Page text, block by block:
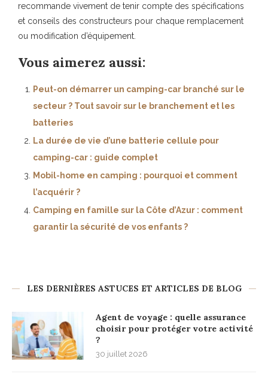
recommande vivement de tenir compte des spécifications
et conseils des constructeurs pour chaque remplacement
ou modification d’équipement.
Vous aimerez aussi:
Peut-on démarrer un camping-car branché sur le
secteur ? Tout savoir sur le branchement et les
batteries
La durée de vie d’une batterie cellule pour
camping-car : guide complet
Mobil-home en camping : pourquoi et comment
l’acquérir ?
Camping en famille sur la Côte d’Azur : comment
garantir la sécurité de vos enfants ?
LES DERNIÈRES ASTUCES ET ARTICLES DE BLOG
Agent de voyage : quelle assurance
choisir pour protéger votre activité
?
30 juillet 2026